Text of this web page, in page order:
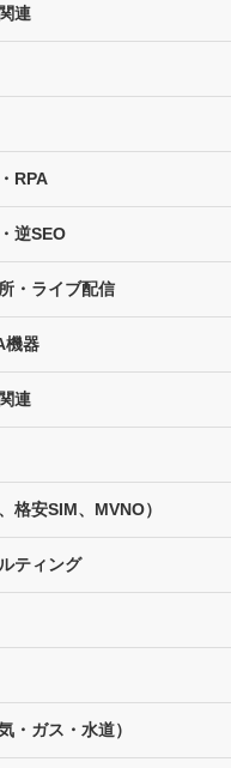
連
RPA
逆SEO
・ライブ配信
機器
連
格安SIM、MVNO）
ティング
・ガス・水道）